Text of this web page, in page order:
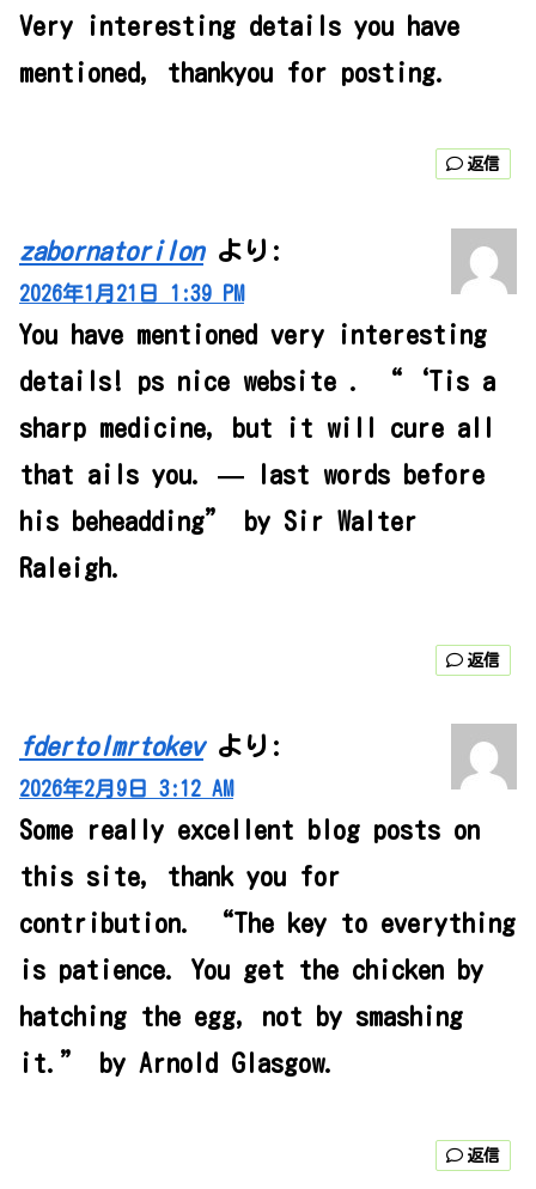
Very interesting details you have
mentioned, thankyou for posting.
返信
zabornatorilon より:
2026年1月21日 1:39 PM
You have mentioned very interesting
details! ps nice website . “‘Tis a
sharp medicine, but it will cure all
that ails you. — last words before
his beheadding” by Sir Walter
Raleigh.
返信
fdertolmrtokev より:
2026年2月9日 3:12 AM
Some really excellent blog posts on
this site, thank you for
contribution. “The key to everything
is patience. You get the chicken by
hatching the egg, not by smashing
it.” by Arnold Glasgow.
返信